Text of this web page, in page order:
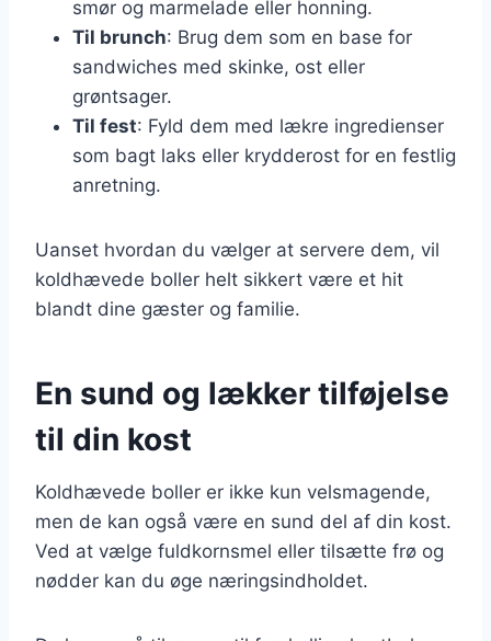
smør og marmelade eller honning.
Til brunch: Brug dem som en base for
sandwiches med skinke, ost eller
grøntsager.
Til fest: Fyld dem med lækre ingredienser
som bagt laks eller krydderost for en festlig
anretning.
Uanset hvordan du vælger at servere dem, vil
koldhævede boller helt sikkert være et hit
blandt dine gæster og familie.
En sund og lækker tilføjelse
til din kost
Koldhævede boller er ikke kun velsmagende,
men de kan også være en sund del af din kost.
Ved at vælge fuldkornsmel eller tilsætte frø og
nødder kan du øge næringsindholdet.